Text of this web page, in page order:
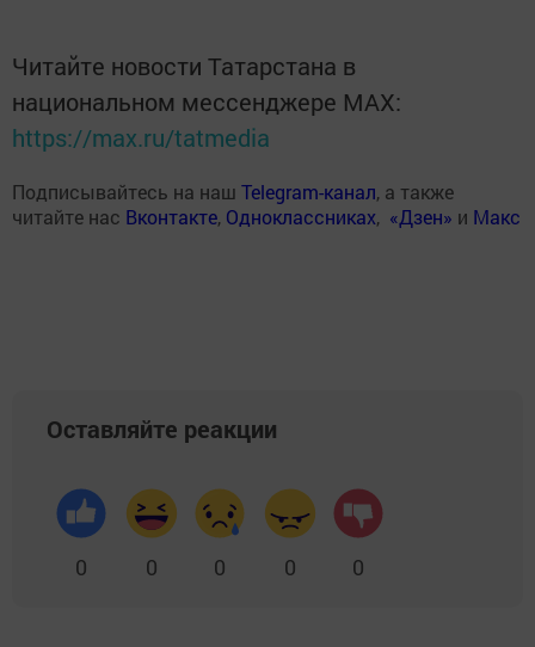
Читайте новости Татарстана в
национальном мессенджере MАХ:
https://max.ru/tatmedia
Подписывайтесь на наш Telegram-канал, а также
читайте нас Вконтакте, Одноклассниках, «Дзен» и Макс
Оставляйте реакции
0 0 0 0 0